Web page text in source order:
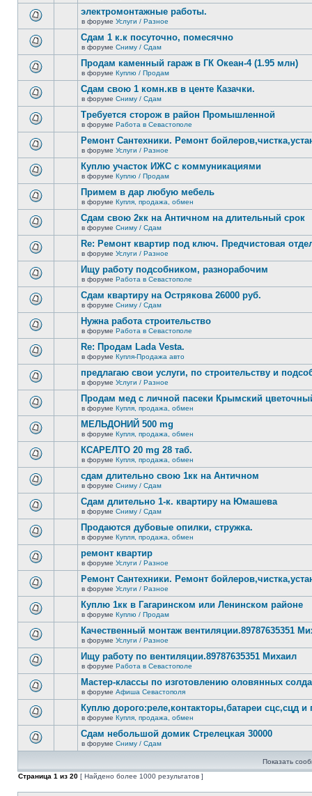
новых
непрочитанных
сообщений.
новых
непрочитанных
сообщений.
новых
непрочитанных
сообщений.
электромонтажные работы.
в форуме Услуги / Разное
новых
непрочитанных
сообщений.
Сдам 1 к.к посуточно, помесячно
в форуме Сниму / Сдам
новых
непрочитанных
сообщений.
Продам каменный гараж в ГК Океан-4 (1.95 млн)
в форуме Куплю / Продам
новых
непрочитанных
сообщений.
Сдам свою 1 комн.кв в центе Казачки.
в форуме Сниму / Сдам
новых
непрочитанных
сообщений.
Требуется сторож в район Промышленной
в форуме Работа в Севастополе
новых
непрочитанных
сообщений.
Ремонт Сантехники. Ремонт
в форуме Услуги / Разное
новых
непрочитанных
сообщений.
Куплю участок ИЖС с коммуникациями
в форуме Куплю / Продам
новых
непрочитанных
сообщений.
Примем в дар любую мебель
в форуме Купля, продажа, обмен
новых
непрочитанных
сообщений.
Сдам свою 2кк на Античном на длительный срок
в форуме Сниму / Сдам
новых
непрочитанных
сообщений.
Re: Ремонт квартир под ключ. Предчистовая
в форуме Услуги / Разное
новых
непрочитанных
сообщений.
Ищу работу подсобником, разнорабочим
в форуме Работа в Севастополе
новых
непрочитанных
сообщений.
Сдам квартиру на Острякова 26000 руб.
в форуме Сниму / Сдам
новых
непрочитанных
сообщений.
Нужна работа строительство
в форуме Работа в Севастополе
новых
непрочитанных
сообщений.
Re: Продам Lada Vesta.
в форуме Купля-Продажа авто
новых
непрочитанных
сообщений.
предлагаю свои услуги, по строительству и
в форуме Услуги / Разное
новых
непрочитанных
сообщений.
Продам мед с личной пасеки Крымский
в форуме Купля, продажа, обмен
новых
непрочитанных
сообщений.
МЕЛЬДОНИЙ 500 mg
в форуме Купля, продажа, обмен
новых
непрочитанных
сообщений.
КСАРЕЛТО 20 mg 28 таб.
в форуме Купля, продажа, обмен
новых
непрочитанных
сообщений.
сдам длительно свою 1кк на Античном
в форуме Сниму / Сдам
новых
непрочитанных
сообщений.
Сдам длительно 1-к. квартиру на Юмашева
в форуме Сниму / Сдам
новых
непрочитанных
сообщений.
Продаются дубовые опилки, стружка.
в форуме Купля, продажа, обмен
новых
непрочитанных
сообщений.
ремонт квартир
в форуме Услуги / Разное
новых
непрочитанных
сообщений.
Ремонт Сантехники. Ремонт
в форуме Услуги / Разное
новых
непрочитанных
сообщений.
Куплю 1кк в Гагаринском или Ленинском районе
в форуме Куплю / Продам
новых
непрочитанных
сообщений.
Качественный монтаж вентиляции.89787635351
в форуме Услуги / Разное
новых
непрочитанных
сообщений.
Ищу работу по вентиляции.89787635351 Михаил
в форуме Работа в Севастополе
новых
непрочитанных
сообщений.
Мастер-классы по изготовлению оловянных
в форуме Афиша Севастополя
новых
сообщений.
Куплю дорого:реле,контакторы,батареи сцс,сцд
в форуме Купля, продажа, обмен
нет
новых
сообщений.
Сдам небольшой домик Стрелецкая 30000
в форуме Сниму / Сдам
Показать
Страница 1 из 20 [ Найдено более 1000 результатов ]